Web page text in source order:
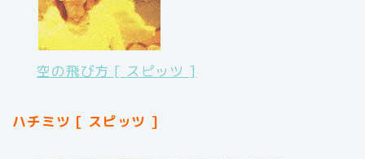
空の飛び方 [ スピッツ ]
ハチミツ [ スピッツ ]